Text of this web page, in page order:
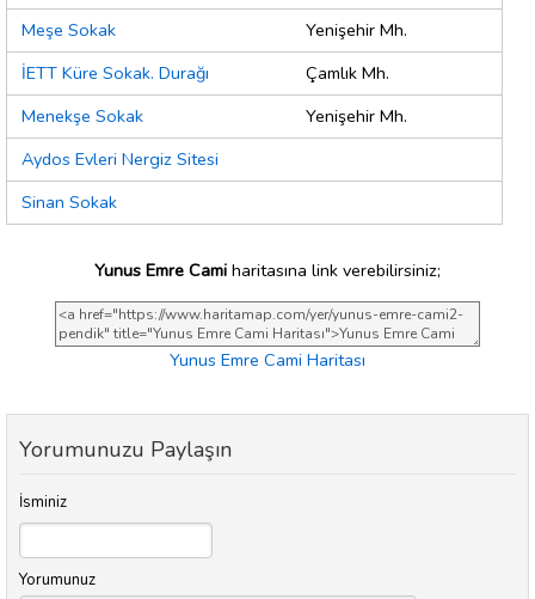
Meşe Sokak
Yenişehir Mh.
İETT Küre Sokak. Durağı
Çamlık Mh.
Menekşe Sokak
Yenişehir Mh.
Aydos Evleri Nergiz Sitesi
Sinan Sokak
Yunus Emre Cami haritasına link verebilirsiniz;
Yunus Emre Cami Haritası
Yorumunuzu Paylaşın
İsminiz
Yorumunuz